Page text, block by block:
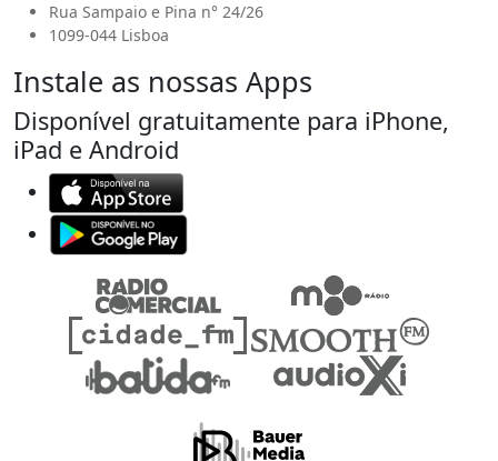
Rua Sampaio e Pina n° 24/26
1099-044 Lisboa
Instale as nossas Apps
Disponível gratuitamente para iPhone,
iPad e Android